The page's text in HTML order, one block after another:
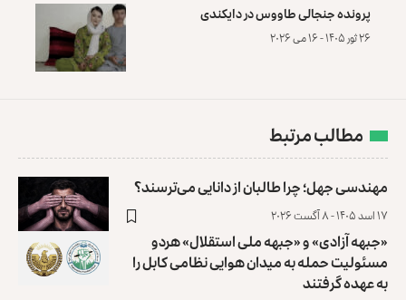
پرونده‌ جنجالی طاووس در دایکندی
۲۶ ثور ۱۴۰۵ - ۱۶ می ۲۰۲۶
مطالب مرتبط
مهندسی جهل؛ چرا طالبان از دانایی می‌ترسند؟
۱۷ اسد ۱۴۰۵ - ۸ آگست ۲۰۲۶
«جبهه آزادی» و «جبهه ملی استقلال» هردو
مسئولیت حمله به میدان هوایی نظامی کابل را
به عهده گرفتند